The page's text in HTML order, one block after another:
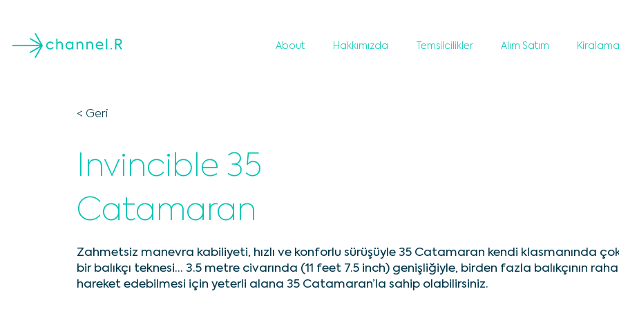
About Hakkımızda Temsilcilikler Alım Satım Kiralama
< Geri
Invincible 35
Catamaran
Zahmetsiz manevra kabiliyeti, hızlı ve konforlu sürüşüyle 35 Catamaran kendi klasmanında
bir balıkçı teknesi... 3.5 metre civarında (11 feet 7.5 inch) genişliğiyle, birden fazla balıkçının
hareket edebilmesi için yeterli alana 35 Catamaran’la sahip olabilirsiniz.